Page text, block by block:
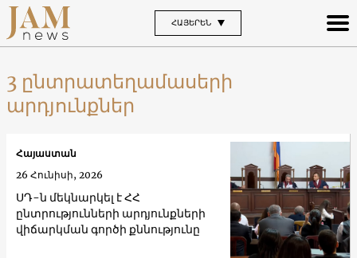
ՀԱՅԵՐԵՆ
3 ընտրատեղամասերի
արդյունքներ
ՍԴ-ն մեկնարկել է ՀՀ
ընտրությունների արդյունքների
վիճարկման գործի քննությունը
Հայաստան
26 Հունիսի, 2026